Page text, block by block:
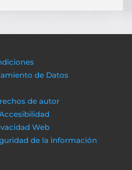
de Datos
de autor
Web
de la información